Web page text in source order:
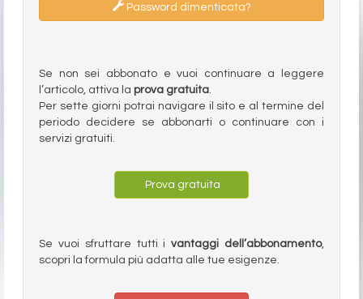
Password dimenticata?
Se non sei abbonato e vuoi continuare a leggere
l’articolo, attiva la prova gratuita
Per sette giorni potrai navigare il sito e al termine del
periodo decidere se abbonarti o continuare con i
servizi gratuiti.
Prova gratuita
Se vuoi sfruttare tutti ivantaggi dell’abbonamento,
scopri la formula più adatta alle tue esigenze.